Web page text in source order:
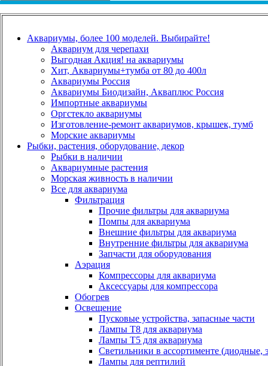
Аквариумы, более 100 моделей. Выбирайте!
Аквариум для черепахи
Выгодная Акция! на аквариумы
Хит, Аквариумы+тумба от 80 до 400л
Аквариумы Россия
Аквариумы Биодизайн, Акваплюс Россия
Импортные аквариумы
Оргстекло аквариумы
Изготовление-ремонт аквариумов, крышек, тумб
Морские аквариумы
Рыбки, растения, оборудование, декор
Рыбки в наличии
Аквариумные растения
Морская живность в наличии
Все для аквариума
Фильтрация
Прочие фильтры для аквариума
Помпы для аквариума
Внешние фильтры для аквариума
Внутренние фильтры для аквариума
Запчасти для оборудования
Аэрация
Компрессоры для аквариума
Аксессуары для компрессора
Обогрев
Освещение
Пусковые устройства, запасные части
Лампы Т8 для аквариума
Лампы Т5 для аквариума
Светильники в ассортименте (диодные,
Лампы для рептилий